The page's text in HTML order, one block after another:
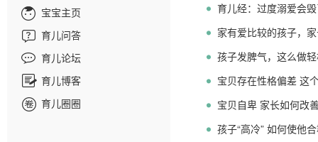
宝宝主页
育儿问答
育儿论坛
育儿博客
育儿圈圈
育儿经：过度溺爱会
家有爱比较的孩子，
孩子发脾气，这么做
宝贝存在性格偏差 这
宝贝自卑 家长如何改
孩子“高冷” 如何使他